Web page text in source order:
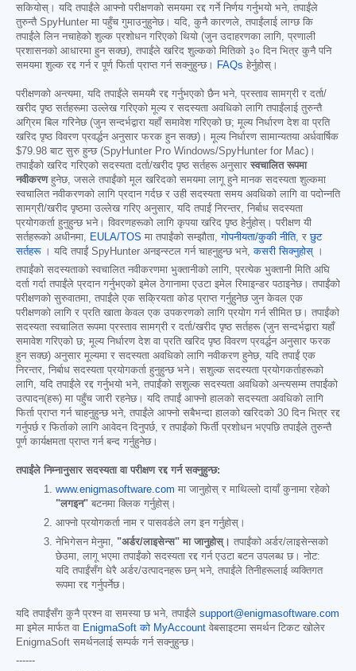
सकियोस्। यदि तपाईंले आफ्नो परीक्षणको समयमा रद्द गर्ने निर्णय गर्नुभयो भने, तपाईंले
तुरुन्तै SpyHunter मा पहुँच गुमाउनुहुनेछ। यदि, कुनै कारणले, तपाईंलाई लाग्छ कि
तपाईंले लिन नचाहेको शुल्क प्रशोधन गरिएको थियो (जुन उदाहरणका लागि, प्रणाली
प्रशासनको आधारमा हुन सक्छ), तपाईंले खरिद शुल्कको मितिको ३० दिन भित्र कुनै पनि
समयमा शुल्क रद्द गर्न र पूर्ण फिर्ता प्राप्त गर्न सक्नुहुन्छ।
FAQs हेर्नुहोस्।
परीक्षणको अन्त्यमा, यदि तपाईंले समयमै रद्द गर्नुभएको छैन भने, प्रस्ताव सामग्री र दर्ता/
खरीद पृष्ठ सर्तहरूमा उल्लेख गरिएको मूल्य र सदस्यता अवधिको लागि तपाईंलाई तुरुन्तै
अग्रिम बिल गरिनेछ (जुन सन्दर्भद्वारा यहाँ समावेश गरिएको छ; मूल्य निर्धारण देश वा प्रति
खरिद पृष्ठ विवरण प्रवर्द्धन अनुसार फरक हुन सक्छ)। मूल्य निर्धारण सामान्यतया अर्धवार्षिक
$79.98 बाट सुरु हुन्छ (SpyHunter Pro Windows/SpyHunter for Mac)।
तपाईंको खरिद गरिएको सदस्यता दर्ता/खरीद पृष्ठ सर्तहरू अनुसार स्वचालित रूपमा
नवीकरणहुनेछ, जसले तपाईंको मूल खरिदको समयमा लागू हुने मानक सदस्यता शुल्कमा
स्वचालित नवीकरणको लागि प्रदान गर्दछ र उही सदस्यता समय अवधिको लागि वा पदोन्नति
सामग्री/खरीद पृष्ठमा उल्लेख गरिए अनुसार, यदि तपाईं निरन्तर, निर्बाध सदस्यता
प्रयोगकर्ता हुनुहुन्छ भने। विवरणहरूको लागि कृपया खरिद पृष्ठ हेर्नुहोस्। परीक्षण यी
सर्तहरूको अधीनमा,
EULA/TOS मा तपाईंको सम्झौता,गोपनीयता/कुकी नीति, रछुट
सर्तहरू। यदि तपाईं SpyHunter अनइन्स्टल गर्न चाहनुहुन्छ भने,कसरी सिक्नुहोस् ।
तपाईंको सदस्यताको स्वचालित नवीकरणमा भुक्तानीको लागि, प्रत्येक भुक्तानी मिति अघि
दर्ता गर्दा तपाईंले प्रदान गर्नुभएको इमेल ठेगानामा एउटा इमेल रिमाइन्डर पठाइनेछ। तपाईंको
परीक्षणको सुरुवातमा, तपाईंले एक सक्रियता कोड प्राप्त गर्नुहुनेछ जुन केवल एक
परीक्षणको लागि र प्रति खाता केवल एक उपकरणको लागि प्रयोग गर्न सीमित छ। तपाईंको
सदस्यता स्वचालित रूपमा प्रस्ताव सामग्री र दर्ता/खरीद पृष्ठ सर्तहरू (जुन सन्दर्भद्वारा यहाँ
समावेश गरिएको छ; मूल्य निर्धारण देश वा प्रति खरिद पृष्ठ विवरण प्रवर्द्धन अनुसार फरक
हुन सक्छ) अनुसार मूल्यमा र सदस्यता अवधिको लागि नवीकरण हुनेछ, यदि तपाईं एक
निरन्तर, निर्बाध सदस्यता प्रयोगकर्ता हुनुहुन्छ भने। सशुल्क सदस्यता प्रयोगकर्ताहरूको
लागि, यदि तपाईंले रद्द गर्नुभयो भने, तपाईंको सशुल्क सदस्यता अवधिको अन्त्यसम्म तपाईंको
उत्पादन(हरू) मा पहुँच जारी रहनेछ। यदि तपाईं आफ्नो हालको सदस्यता अवधिको लागि
फिर्ता प्राप्त गर्न चाहनुहुन्छ भने, तपाईंले आफ्नो सबैभन्दा हालको खरिदको 30 दिन भित्र रद्द
गर्नुपर्छ र फिर्ताको लागि आवेदन दिनुपर्छ, र तपाईंको फिर्ती प्रशोधन भएपछि तपाईंले तुरुन्तै
पूर्ण कार्यक्षमता प्राप्त गर्न बन्द गर्नुहुनेछ।
तपाईंले निम्नानुसार सदस्यता वा परीक्षण रद्द गर्न सक्नुहुन्छ:
www.enigmasoftware.com मा जानुहोस् र माथिल्लो दायाँ कुनामा रहेको
"लगइन" बटनमा क्लिक गर्नुहोस्।
आफ्नो प्रयोगकर्ता नाम र पासवर्डले लग इन गर्नुहोस्।
नेभिगेसन मेनुमा, "अर्डर/लाइसेन्स" मा जानुहोस्। तपाईंको अर्डर/लाइसेन्सको
छेउमा, लागू भएमा तपाईंको सदस्यता रद्द गर्न एउटा बटन उपलब्ध छ। नोट:
यदि तपाईंसँग धेरै अर्डर/उत्पादनहरू छन् भने, तपाईंले तिनीहरूलाई व्यक्तिगत
रूपमा रद्द गर्नुपर्नेछ।
यदि तपाईंसँग कुनै प्रश्न वा समस्या छ भने, तपाईंले support@enigmasoftware.com
मा इमेल मार्फत वा EnigmaSoft को MyAccount वेबसाइटमा समर्थन टिकट खोलेर
EnigmaSoft समर्थनलाई सम्पर्क गर्न सक्नुहुन्छ।
------